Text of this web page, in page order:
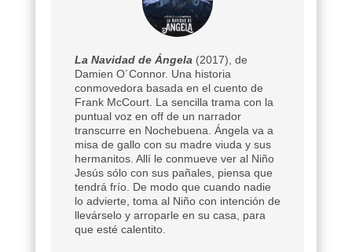
La Navidad de Ángela (2017), de
Damien O´Connor. Una historia
conmovedora basada en el cuento de
Frank McCourt. La sencilla trama con la
puntual voz en off de un narrador
transcurre en Nochebuena. Ángela va a
misa de gallo con su madre viuda y sus
hermanitos. Allí le conmueve ver al Niño
Jesús sólo con sus pañales, piensa que
tendrá frío. De modo que cuando nadie
lo advierte, toma al Niño con intención de
llevárselo y arroparle en su casa, para
que esté calentito.